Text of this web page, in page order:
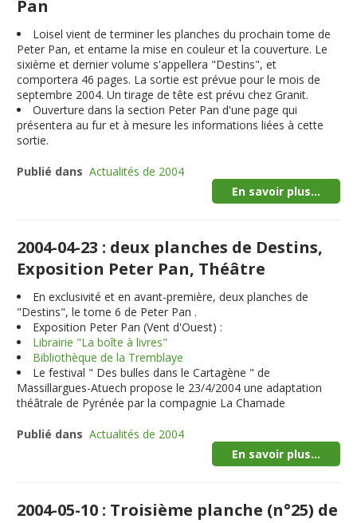
Pan
Loisel vient de terminer les planches du prochain tome de
Peter Pan, et entame la mise en couleur et la couverture. Le
sixième et dernier volume s'appellera "Destins", et
comportera 46 pages. La sortie est prévue pour le mois de
septembre 2004. Un tirage de tête est prévu chez Granit.
Ouverture dans la section Peter Pan d'une page qui
présentera au fur et à mesure les informations liées à cette
sortie.
Publié dans Actualités de 2004
En savoir plus...
2004-04-23 : deux planches de Destins,
Exposition Peter Pan, Théâtre
En exclusivité et en avant-première,deux planches de
"Destins", le tome 6 de Peter Pan .
Exposition Peter Pan (Vent d'Ouest) :
Librairie "La boîte à livres"
Bibliothèque de la Tremblaye
Le festival " Des bulles dans le Cartagène " de
Massillargues-Atuech propose le 23/4/2004 une adaptation
théâtrale de Pyrénée par la compagnie La Chamade
Publié dans Actualités de 2004
En savoir plus...
2004-05-10 : Troisième planche (n°25) de